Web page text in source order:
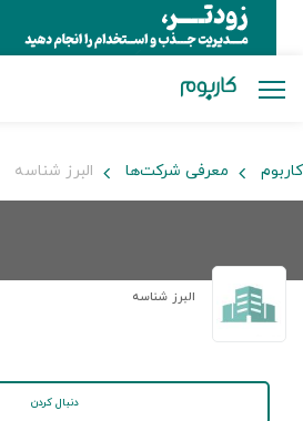
کاربوم معرفی شرکت‌ها البرز شناسه
البرز شناسه
دنبال کردن